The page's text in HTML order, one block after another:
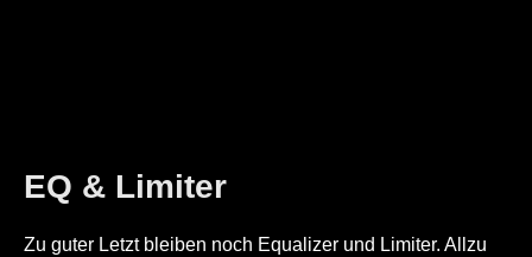
EQ & Limiter
Zu guter Letzt bleiben noch Equalizer und Limiter. Allzu